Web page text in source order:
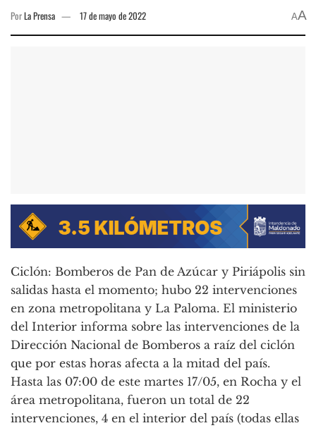
PorLa Prensa 17 de mayo de 2022 AA
Ciclón: Bomberos de Pan de Azúcar y Piriápolis sin
salidas hasta el momento; hubo 22 intervenciones
en zona metropolitana y La Paloma. El ministerio
del Interior informa sobre las intervenciones de la
Dirección Nacional de Bomberos a raíz del ciclón
que por estas horas afecta a la mitad del país.
Hasta las 07:00 de este martes 17/05, en Rocha y el
área metropolitana, fueron un total de 22
intervenciones, 4 en el interior del país (todas ellas